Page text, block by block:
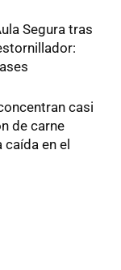
Segura tras
casi
de carne
en el